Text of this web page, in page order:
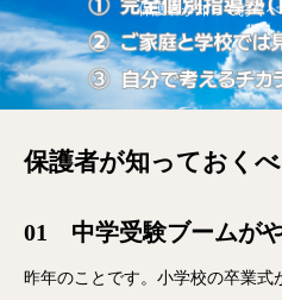
保護者が知っておく
保護者が知っておく
01 中学受験ブームが
昨年のことです。小学校の卒業式